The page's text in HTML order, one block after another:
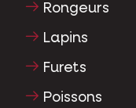
Rongeurs
Lapins
Furets
Poissons